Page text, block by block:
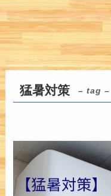
猛暑対策 – tag –